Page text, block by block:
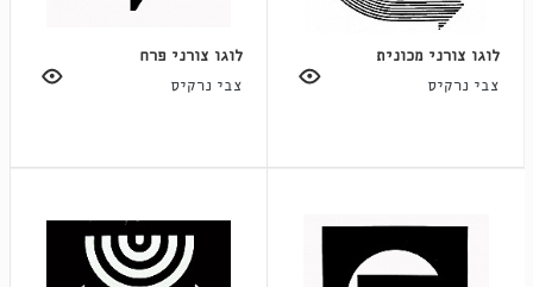
לוגו צורני מכונית
צבי נרקיס
לוגו צורני פרח
צבי נרקיס